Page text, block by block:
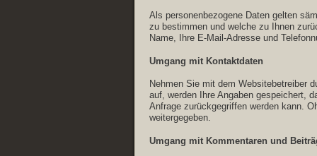
Als personenbezogene Daten gelten
zu bestimmen und welche zu Ihnen
Name, Ihre E-Mail-Adresse und
Umgang mit Kontaktdaten
Nehmen Sie mit dem Websitebetreiber
auf, werden Ihre Angaben gespeichert,
Anfrage zurückgegriffen werden kann.
weitergegeben.
Umgang mit Kommentaren und